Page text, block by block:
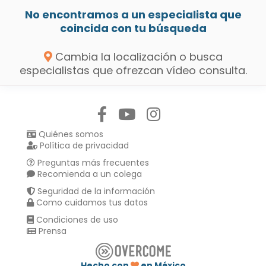
No encontramos a un especialista que
coincida con tu búsqueda
Cambia la localización o busca
especialistas que ofrezcan vídeo consulta.
Quiénes somos
Política de privacidad
Preguntas más frecuentes
Recomienda a un colega
Seguridad de la información
Como cuidamos tus datos
Condiciones de uso
Prensa